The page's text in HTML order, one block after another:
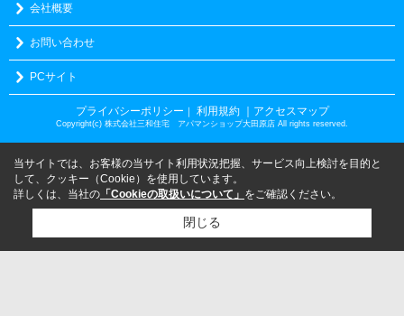
会社概要
お問い合わせ
PCサイト
プライバシーポリシー ｜ 利用規約 ｜アクセスマップ
Copyright(c) 株式会社三和住宅 アパマンショップ大田原店 All rights reserved.
当サイトでは、お客様の当サイト利用状況把握、サービス向上検討を目的と
して、クッキー（Cookie）を使用しています。
詳しくは、当社の 「Cookieの取扱いについて」 をご確認ください。
閉じる